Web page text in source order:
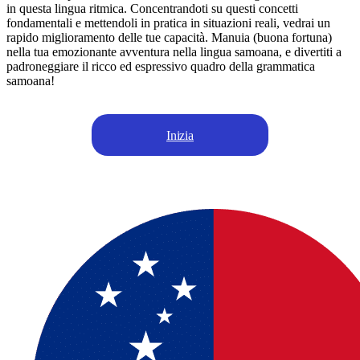
in questa lingua ritmica. Concentrandoti su questi concetti
fondamentali e mettendoli in pratica in situazioni reali, vedrai un
rapido miglioramento delle tue capacità. Manuia (buona fortuna)
nella tua emozionante avventura nella lingua samoana, e divertiti a
padroneggiare il ricco ed espressivo quadro della grammatica
samoana!
Inizia